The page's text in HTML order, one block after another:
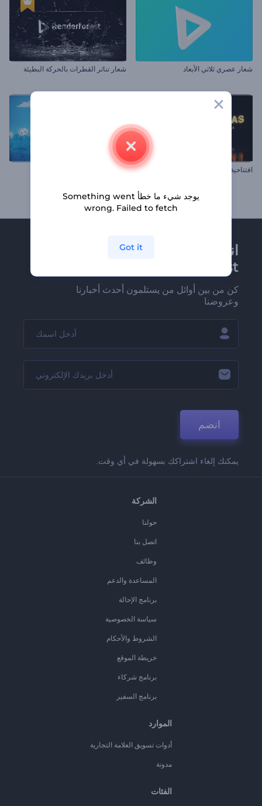
شعار عصري ثلاثي الأبعاد شعار تناثر القطرات بالحركة البطيئة
افتتاحية شجرة لامعة عملية افتتاحية واقعية لأرنب شم النسيم
انضم إلى نشرة
Renderforest الإخبارية
كن من بين أوائل من يستلمون أحدث أخبارنا
وعروضنا
انضم
يمكنك إلغاء اشتراكك بسهولة في أي وقت.
الشركة
حولنا
اتصل بنا
وظائف
المساعدة والدعم
برنامج الإحالة
سياسة الخصوصية
الشروط والأحكام
خريطة الموقع
برنامج شركاء
برنامج السفير
الموارد
أدوات تسويق العلامة التجارية
مدونة
الفئات
يوجد شيء ما خطأ Something went
wrong. Failed to fetch
Got it